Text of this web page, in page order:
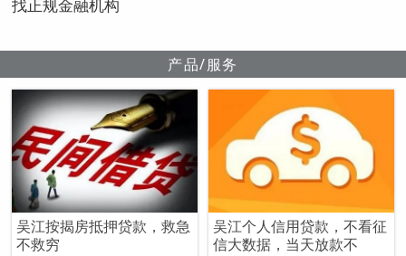
找正规金融机构
产品/服务
吴江按揭房抵押贷款，救急
不救穷
吴江个人信用贷款，不看征
信大数据，当天放款不